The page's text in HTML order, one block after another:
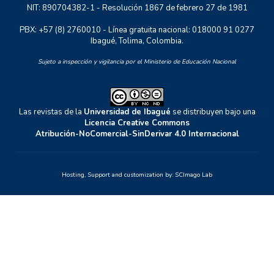
NIT: 890704382-1 - Resolución 1867 de febrero 27 de 1981
PBX: +57 (8) 2760010 - Línea gratuita nacional: 018000 91 0277
Ibagué, Tolima, Colombia.
Sujeto a inspección y vigilancia por el Ministerio de Educación Nacional
Las revistas de la Universidad de Ibagué se distribuyen bajo una
Licencia Creative Commons
Atribución-NoComercial-SinDerivar 4.0 Internacional
Hosting, Support and customization by: SCImago Lab